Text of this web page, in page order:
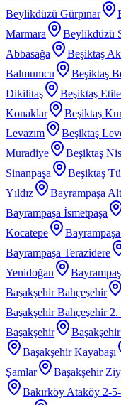
Beylikdüzü Gürpınar
Marmara
Beylikdüzü
Abbasağa
Beşiktaş
Balmumcu
Beşiktaş
Dikilitaş
Beşiktaş
Konaklar
Beşiktaş
Levazım
Beşiktaş
Muradiye
Beşiktaş
Sinanpaşa
Beşiktaş
Yıldız
Bayrampaşa
Bayrampaşa İsmetpaşa
Kocatepe
Bayrampaşa Terazidere
Yenidoğan
Başakşehir Bahçeşehir
Başakşehir Bahçeşehir 2.
Başakşehir
Başakşehir Kayabaşı
Şamlar
Başakşehir
Bakırköy Ataköy 2-5-